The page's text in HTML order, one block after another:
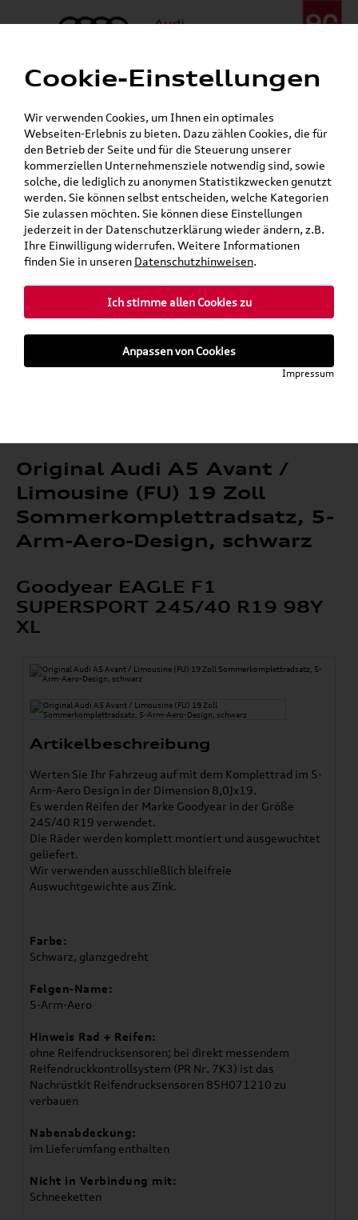
Menü
24h-Pannenhilfe:+49 (0)171 / 870 72 87
Gerade geöffnet
Verkauf:
Mo. - Fr. 08:00 - 19:00 Uhr Sa. 09:00 - 13:00 Uhr
Service:Mo. - Fr. 06:00 - 20:00 Uhr Sa. 08:00 - 13:00 Uhr
teilen Twitter Instagram WhatsApp E-Mail
» »
»
Original Audi A5 Avant /
Limousine (FU) 19 Zoll
Sommerkomplettradsatz, 5-
Arm-Aero-Design, schwarz
Goodyear EAGLE F1
SUPERSPORT 245/40 R19 98Y
XL
Artikelbeschreibung
Werten Sie Ihr Fahrzeug auf mit dem Komplettrad im 5-
Arm-Aero Design in der Dimension 8,0Jx19.
Es werden Reifen der Marke Goodyear in der Größe
245/40 R19 verwendet.
Die Räder werden komplett montiert und ausgewuchtet
geliefert.
Wir verwenden ausschließlich bleifreie
Auswuchtgewichte aus Zink.
Farbe:
Schwarz, glanzgedreht
Felgen-Name:
5-Arm-Aero
Hinweis Rad + Reifen:
ohne Reifendrucksensoren; bei direkt messendem
Reifendruckkontrollsystem (PR Nr. 7K3) ist das
Nachrüstkit Reifendrucksensoren 85H071210 zu
verbauen
Nabenabdeckung:
im Lieferumfang enthalten
Nicht in Verbindung mit:
Schneeketten
Cookie-Einstellungen
Wir verwenden Cookies, um Ihnen ein optimales
Webseiten-Erlebnis zu bieten. Dazu zählen Cookies, die für
den Betrieb der Seite und für die Steuerung unserer
kommerziellen Unternehmensziele notwendig sind, sowie
solche, die lediglich zu anonymen Statistikzwecken genutzt
werden. Sie können selbst entscheiden, welche Kategorien
Sie zulassen möchten. Sie können diese Einstellungen
jederzeit in der Datenschutzerklärung wieder ändern, z.B.
Ihre Einwilligung widerrufen. Weitere Informationen
finden Sie in unseren Datenschutzhinweisen.
Ich stimme allen Cookies zu
Anpassen von Cookies
Impressum